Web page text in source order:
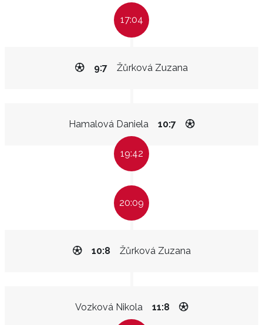
17:04
Žůrková Zuzana
9:7
Hamalová Daniela 10:7
19:42
20:09
Žůrková Zuzana
10:8
Vozková Nikola 11:8